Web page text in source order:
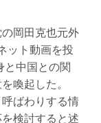
岡田克也元外
ット動画を投
と中国との関
喚起した。
ばわりする情
検討すると述